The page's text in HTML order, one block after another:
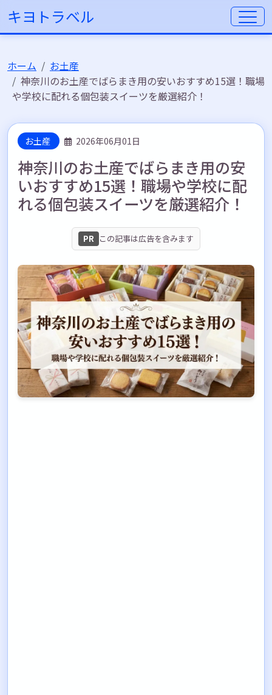
キヨトラベル
ホーム
お土産
神奈川のお土産でばらまき用の安いおすすめ15選！職場
や学校に配れる個包装スイーツを厳選紹介！
お土産 2026年06月01日
神奈川のお土産でばらまき用の安
いおすすめ15選！職場や学校に配
れる個包装スイーツを厳選紹介！
PR この記事は広告を含みます